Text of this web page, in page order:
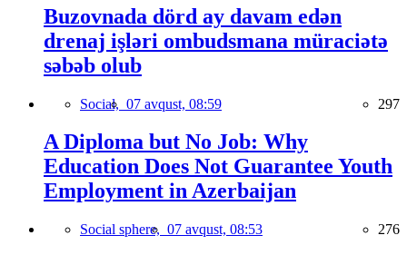
Buzovnada dörd ay davam edən
drenaj işləri ombudsmana müraciətə
səbəb olub
Social, 07 avqust, 08:59 297
A Diploma but No Job: Why
Education Does Not Guarantee Youth
Employment in Azerbaijan
Social sphere, 07 avqust, 08:53 276